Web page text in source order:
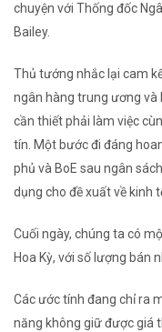
chuyện với Thống đốc
Bailey.
Thủ tướng nhắc lại cam
ngân hàng trung ương và
cần thiết phải làm việc
tín. Một bước đi đáng
phủ và BoE sau ngân
dụng cho đề xuất về kinh
Cuối ngày, chúng ta có
Hoa Kỳ, với số lượng bán
Các ước tính đang chỉ ra
năng không giữ được giá